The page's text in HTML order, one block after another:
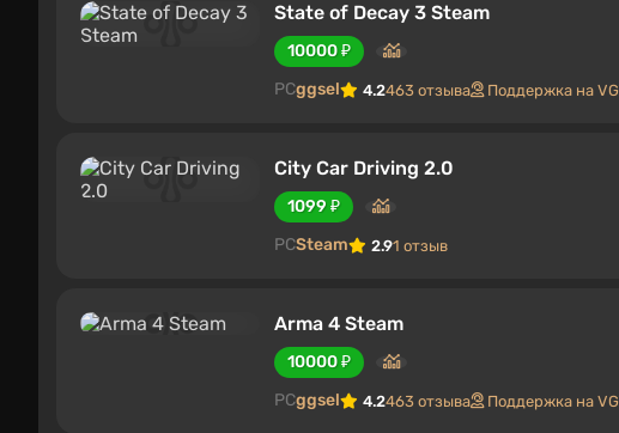
State of Decay 3 Steam
10000 ₽
PCggsel 4.2463 отзыва Поддержка на
City Car Driving 2.0
1099 ₽
PCSteam 2.91 отзыв
Arma 4 Steam
10000 ₽
PCggsel 4.2463 отзыва Поддержка на